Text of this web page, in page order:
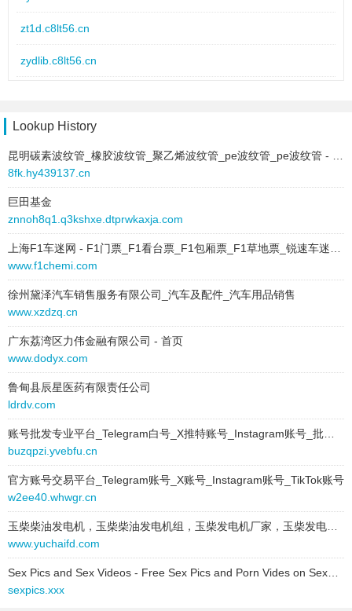
text:
link:
5zhs.6fxk.cn
behavior:
follow
2025-07-21 to 2025-07-21
link: mm8y.8mdt.cn
behavior:
follow
2025-07-21 to 2025-07-21
type:
text: 产品中心
behavior:
follow
2025-07-21 to 2025-07-21
type: text
text: IT软件
link: t41b2.6ybz.cn
behavior:
follow
2025-07-21 to 2025-07-21
type: text
text: 网站模板
link: hjl.8jbq.cn
behavior:
follow
2025-07-21 to 2025-07-21
type: text
text:APP
link: 9kjt7w.ihqyygy.cn
behavior:
follow
zt1d.c8lt56.cn
zydlib.c8lt56.cn
zonk1.c8lt56.cn
zydi.c8lt56.cn
zmb49.c8lt56.cn
zr30tz.c8lt56.cn
znxr.c8lt56.cn
zonm.c8lt56.cn
zqi.c8lt56.cn
zm1p.c8lt56.cn
zvp4z.c8lt56.cn
zzm2.c8lt56.cn
zmz193.c8lt56.cn
zn.c8lt56.cn
ztza.c8lt56.cn
Lookup History
8fk.hy439137.cn
巨田基金
znnoh8q1.q3kshxe.dtprwkaxja.com
www.f1chemi.com
徐州黛泽汽车销售服务有限公司_汽车及配件_汽车用品销售
www.xzdzq.cn
广东荔湾区力伟金融有限公司 - 首页
www.dodyx.com
鲁甸县辰星医药有限责任公司
ldrdv.com
buzqpzi.yvebfu.cn
官方账号交易平台_Telegram账号_X账号_Instagram账号_TikTok账号
w2ee40.whwgr.cn
www.yuchaifd.com
sexpics.xxx